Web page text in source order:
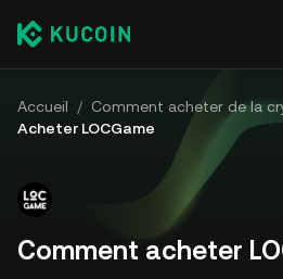
Accueil / Comment acheter de la
Acheter LOCGame
Comment acheter